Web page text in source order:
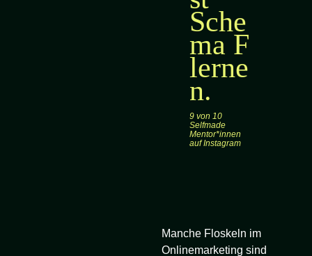
Sche
ma F
lerne
n.
9 von 10
Selfmade
Mentor*innen
auf Instagram
Manche Floskeln im
Onlinemarketing sind